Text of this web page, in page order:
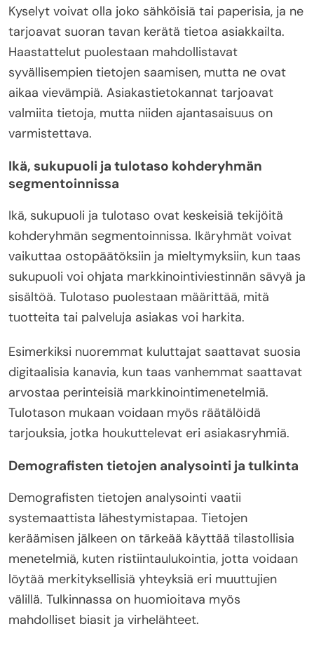
Kyselyt voivat olla joko sähköisiä tai paperisia, ja ne
tarjoavat suoran tavan kerätä tietoa asiakkailta.
Haastattelut puolestaan mahdollistavat
syvällisempien tietojen saamisen, mutta ne ovat
aikaa vievämpiä. Asiakastietokannat tarjoavat
valmiita tietoja, mutta niiden ajantasaisuus on
varmistettava.
Ikä, sukupuoli ja tulotaso kohderyhmän
segmentoinnissa
Ikä, sukupuoli ja tulotaso ovat keskeisiä tekijöitä
kohderyhmän segmentoinnissa. Ikäryhmät voivat
vaikuttaa ostopäätöksiin ja mieltymyksiin, kun taas
sukupuoli voi ohjata markkinointiviestinnän sävyä ja
sisältöä. Tulotaso puolestaan määrittää, mitä
tuotteita tai palveluja asiakas voi harkita.
Esimerkiksi nuoremmat kuluttajat saattavat suosia
digitaalisia kanavia, kun taas vanhemmat saattavat
arvostaa perinteisiä markkinointimenetelmiä.
Tulotason mukaan voidaan myös räätälöidä
tarjouksia, jotka houkuttelevat eri asiakasryhmiä.
Demografisten tietojen analysointi ja tulkinta
Demografisten tietojen analysointi vaatii
systemaattista lähestymistapaa. Tietojen
keräämisen jälkeen on tärkeää käyttää tilastollisia
menetelmiä, kuten ristiintaulukointia, jotta voidaan
löytää merkityksellisiä yhteyksiä eri muuttujien
välillä. Tulkinnassa on huomioitava myös
mahdolliset biasit ja virhelähteet.